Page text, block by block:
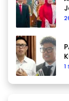
1